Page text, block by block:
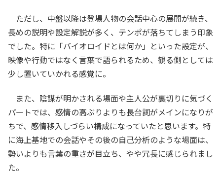
ただし、中盤以降は登場人物の会話中心の展開が続き、
長めの説明や設定解説が多く、テンポが落ちてしまう印象
でした。特に「バイオロイドとは何か」といった設定が、
映像や行動ではなく言葉で語られるため、観る側としては
少し置いていかれる感覚に。
また、陰謀が明かされる場面や主人公が裏切りに気づく
パートでは、感情の高ぶりよりも長台詞がメインになりが
ちで、感情移入しづらい構成になっていたと思います。特
に海上基地での会話やその後の自己分析のような場面は、
勢いよりも言葉の重さが目立ち、やや冗長に感じられまし
た。